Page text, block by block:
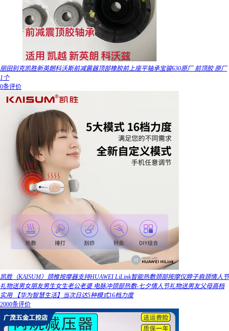
丽田别克凯胜新英朗科沃斯前减震器顶部橡胶前上座平轴承宝骏630原厂 前顶胶 原厂
1个
0条评价
凯胜（KAISUM）颈椎按摩器支持HUAWEI LiLink智能热敷颈部按摩仪脖子肩颈情人节
礼物送男女朋友男生女生老公老婆 电脉冲颈部热敷-七夕情人节礼物送男友父母高档
实用 【华为智慧生活】当次日达5种模式16档力度
2000条评价